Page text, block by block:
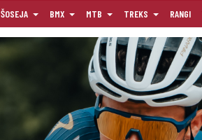
ŠOSEJA BMX MTB TREKS RANGI